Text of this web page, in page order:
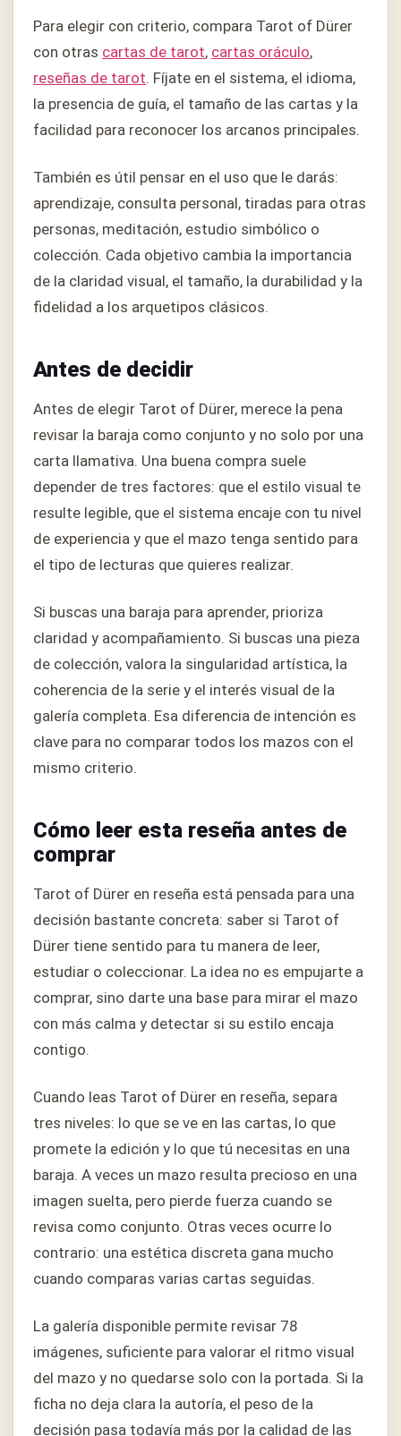
Para elegir con criterio, compara Tarot of Dürer
con otras cartas de tarot, cartas oráculo,
reseñas de tarot. Fíjate en el sistema, el idioma,
la presencia de guía, el tamaño de las cartas y la
facilidad para reconocer los arcanos principales.
También es útil pensar en el uso que le darás:
aprendizaje, consulta personal, tiradas para otras
personas, meditación, estudio simbólico o
colección. Cada objetivo cambia la importancia
de la claridad visual, el tamaño, la durabilidad y la
fidelidad a los arquetipos clásicos.
Antes de decidir
Antes de elegir Tarot of Dürer, merece la pena
revisar la baraja como conjunto y no solo por una
carta llamativa. Una buena compra suele
depender de tres factores: que el estilo visual te
resulte legible, que el sistema encaje con tu nivel
de experiencia y que el mazo tenga sentido para
el tipo de lecturas que quieres realizar.
Si buscas una baraja para aprender, prioriza
claridad y acompañamiento. Si buscas una pieza
de colección, valora la singularidad artística, la
coherencia de la serie y el interés visual de la
galería completa. Esa diferencia de intención es
clave para no comparar todos los mazos con el
mismo criterio.
Cómo leer esta reseña antes de
comprar
Tarot of Dürer en reseña está pensada para una
decisión bastante concreta: saber si Tarot of
Dürer tiene sentido para tu manera de leer,
estudiar o coleccionar. La idea no es empujarte a
comprar, sino darte una base para mirar el mazo
con más calma y detectar si su estilo encaja
contigo.
Cuando leas Tarot of Dürer en reseña, separa
tres niveles: lo que se ve en las cartas, lo que
promete la edición y lo que tú necesitas en una
baraja. A veces un mazo resulta precioso en una
imagen suelta, pero pierde fuerza cuando se
revisa como conjunto. Otras veces ocurre lo
contrario: una estética discreta gana mucho
cuando comparas varias cartas seguidas.
La galería disponible permite revisar 78
imágenes, suficiente para valorar el ritmo visual
del mazo y no quedarse solo con la portada. Si la
ficha no deja clara la autoría, el peso de la
decisión pasa todavía más por la calidad de las